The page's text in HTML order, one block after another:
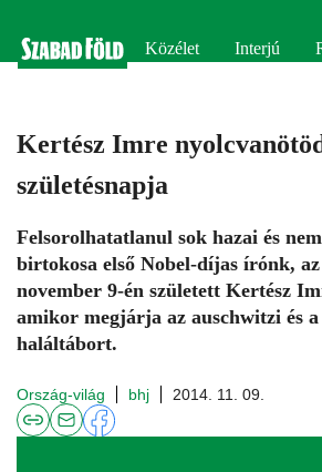
Közélet Interjú
Kertész Imre
születésnapja
Felsorolhatatlanul sok hazai és
birtokosa első Nobel-díjas írónk, az
november 9-én született Kertész
amikor megjárja az auschwitzi és
haláltábort.
Ország-világ bhj 2014. 11. 09.